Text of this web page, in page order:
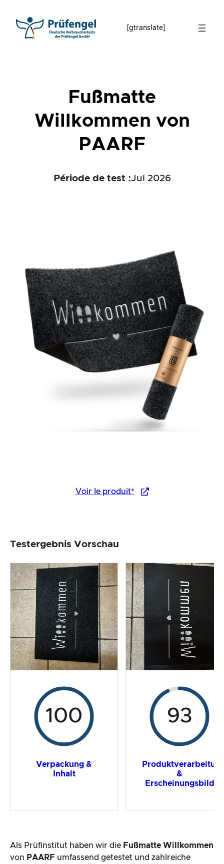
content
[gtranslate]
Fußmatte
Willkommen von
PAARF
Période de test :Jul 2026
Voir le produit*
Testergebnis Vorschau
100
Verpackung &
Inhalt
93
&
Erscheinungsbild
Als Prüfinstitut haben wir die Fußmatte Willkommen
von PAARF umfassend getestet und zahlreiche